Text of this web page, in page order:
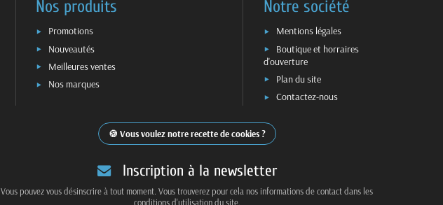
Nos produits
Promotions
Nouveautés
Meilleures ventes
Nos marques
Notre société
Mentions légales
Boutique et horraires
d'ouverture
Plan du site
Contactez-nous
Vous voulez notre recette de cookies ?
Inscription à la newsletter
Vous pouvez vous désinscrire à tout moment. Vous trouverez pour cela nos informations de contact dans les
conditions d'utilisation du site.